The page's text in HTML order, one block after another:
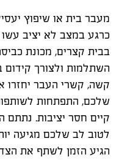
מעבר בית או שיפוץ
כרגע במצב לא יציב
בבית קצרים, מכונת
השתלמות ולצורך
קשה, קשרי העבר יחזרו
שלכם, התפתחות
קיים חסר יציבות. נתתם
לטוב לב שלכם מגיעה
הגיע הזמן לשתף את